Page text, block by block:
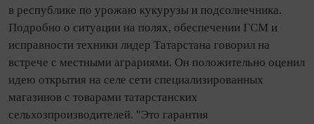
в республике по урожаю кукурузы и подсолнечника.
Подробно о ситуации на полях, обеспечении ГСМ и
исправности техники лидер Татарстана говорил на
встрече с местными аграриями. Он положительно оценил
идею открытия на селе сети специализированных
магазинов с товарами татарстанских
сельхозпроизводителей. "Это гарантия